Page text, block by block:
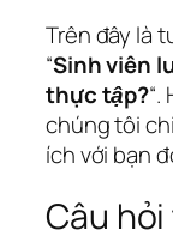
Trên đây là
“Sinh viên
thực tập?
chúng tôi
ích với bạn
Câu